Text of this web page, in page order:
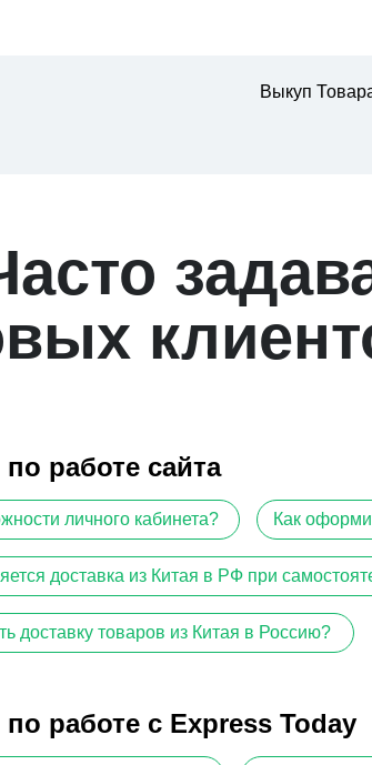
Выкуп
личного кабинета? Как
доставка из Китая в РФ при
работе сайта
работе с Express Today
доставку товаров из Китая в Россию?